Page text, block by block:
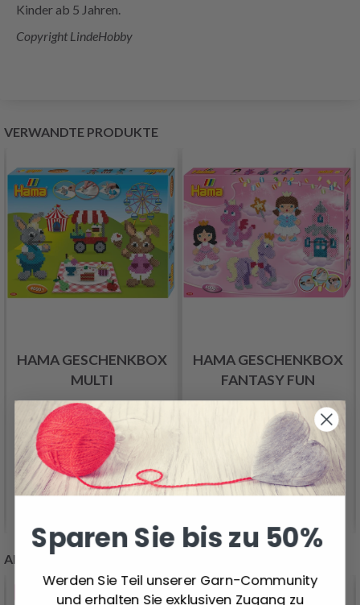
Kinder ab 5 Jahren.
Copyright LindeHobby
VERWANDTE PRODUKTE
HAMA GESCHENKBOX
MULTI
18.99 €
In den Warenkorb
HAMA GESCHENKBOX
FANTASY FUN
16.99 €
In den Warenkorb
ANDERE KUNDEN KAUFTEN AUCH
Sparen Sie bis zu 50%
Werden Sie Teil unserer Garn-Community
und erhalten Sie exklusiven Zugang zu